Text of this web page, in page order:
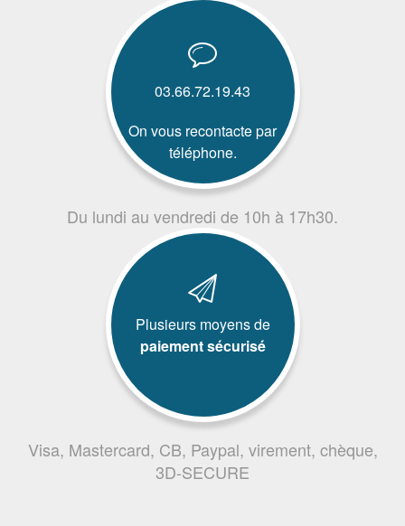
03.66.72.19.43
On vous recontacte par
téléphone.
Du lundi au vendredi de 10h à 17h30.
Plusieurs moyens de
paiement sécurisé
Visa, Mastercard, CB, Paypal, virement, chèque,
3D-SECURE